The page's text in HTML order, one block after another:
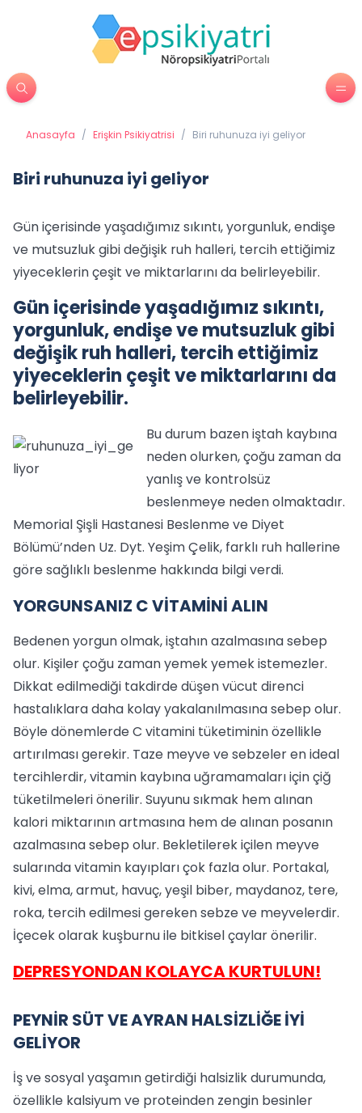
Anasayfa / Erişkin Psikiyatrisi / Biri ruhunuza iyi geliyor
Biri ruhunuza iyi geliyor
Gün içerisinde yaşadığımız sıkıntı, yorgunluk, endişe
ve mutsuzluk gibi değişik ruh halleri, tercih ettiğimiz
yiyeceklerin çeşit ve miktarlarını da belirleyebilir.
Gün içerisinde yaşadığımız sıkıntı,
yorgunluk, endişe ve mutsuzluk gibi
değişik ruh halleri, tercih ettiğimiz
yiyeceklerin çeşit ve miktarlarını da
belirleyebilir.
Bu durum bazen iştah kaybına
neden olurken, çoğu zaman da
yanlış ve kontrolsüz
beslenmeye neden olmaktadır.
Memorial Şişli Hastanesi Beslenme ve Diyet
Bölümü’nden Uz. Dyt. Yeşim Çelik, farklı ruh hallerine
göre sağlıklı beslenme hakkında bilgi verdi.
YORGUNSANIZ C VİTAMİNİ ALIN
Bedenen yorgun olmak, iştahın azalmasına sebep
olur. Kişiler çoğu zaman yemek yemek istemezler.
Dikkat edilmediği takdirde düşen vücut direnci
hastalıklara daha kolay yakalanılmasına sebep olur.
Böyle dönemlerde C vitamini tüketiminin özellikle
artırılması gerekir. Taze meyve ve sebzeler en ideal
tercihlerdir, vitamin kaybına uğramamaları için çiğ
tüketilmeleri önerilir. Suyunu sıkmak hem alınan
kalori miktarının artmasına hem de alınan posanın
azalmasına sebep olur. Bekletilerek içilen meyve
sularında vitamin kayıpları çok fazla olur. Portakal,
kivi, elma, armut, havuç, yeşil biber, maydanoz, tere,
roka, tercih edilmesi gereken sebze ve meyvelerdir.
İçecek olarak kuşburnu ile bitkisel çaylar önerilir.
DEPRESYONDAN KOLAYCA KURTULUN!
PEYNİR SÜT VE AYRAN HALSİZLİĞE İYİ
GELİYOR
İş ve sosyal yaşamın getirdiği halsizlik durumunda,
özellikle kalsiyum ve proteinden zengin besinler